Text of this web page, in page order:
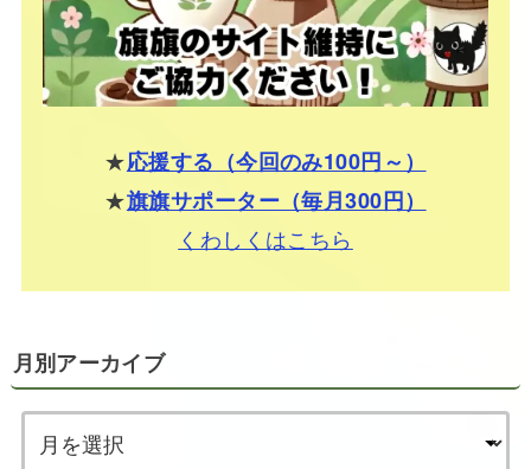
★応援する（今回のみ100円～）
★旗旗サポーター（毎月300円）
くわしくはこちら
月別アーカイブ